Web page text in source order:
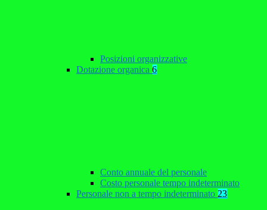
Posizioni organizzative
Dotazione organica 6
Conto annuale del personale
Costo personale tempo indeterminato
Personale non a tempo indeterminato 23